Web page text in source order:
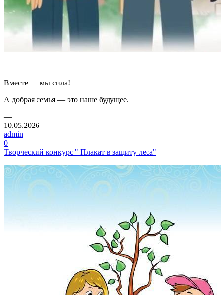
Вместе — мы сила!
А добрая семья — это наше будущее.
—
10.05.2026
admin
0
Творческий конкурс " Плакат в защиту леса"